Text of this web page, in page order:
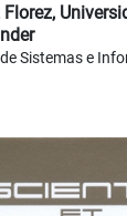
Sistemas e